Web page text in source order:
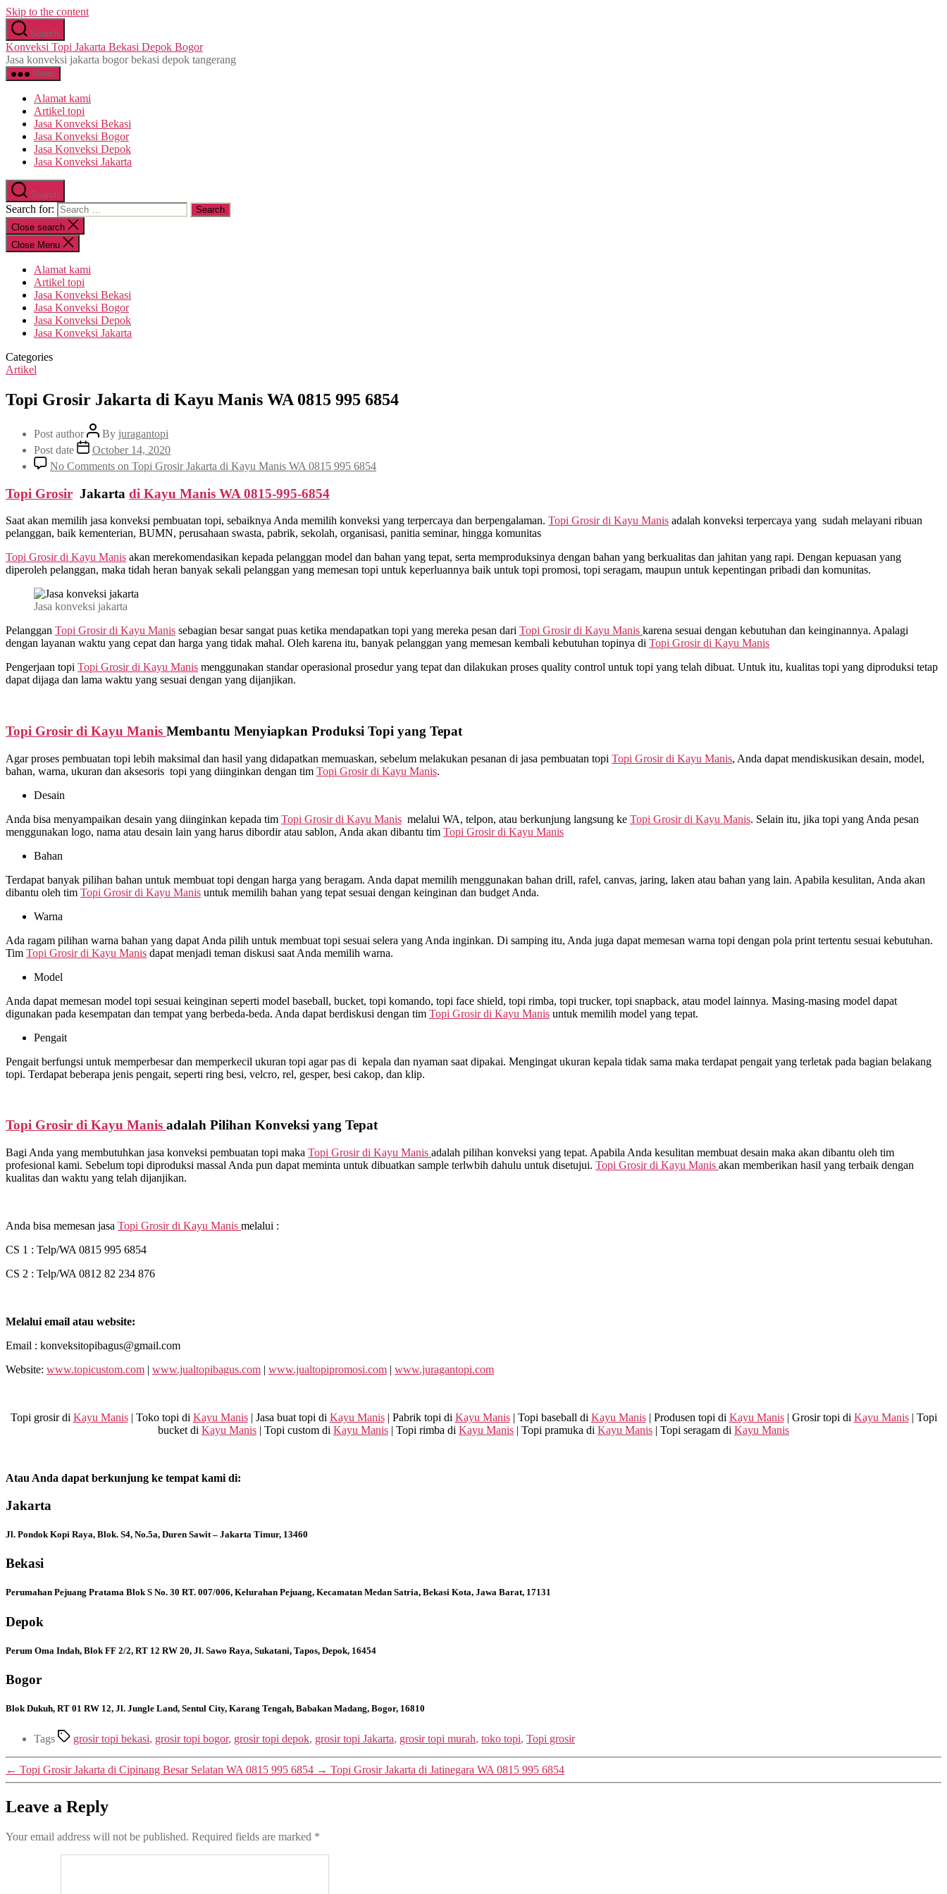
Skip to the content
Search
Konveksi Topi Jakarta Bekasi Depok Bogor
Jasa konveksi jakarta bogor bekasi depok tangerang
Menu
Alamat kami
Artikel topi
Jasa Konveksi Bekasi
Jasa Konveksi Bogor
Jasa Konveksi Depok
Jasa Konveksi Jakarta
Search
Search for:
Close search
Close Menu
Alamat kami
Artikel topi
Jasa Konveksi Bekasi
Jasa Konveksi Bogor
Jasa Konveksi Depok
Jasa Konveksi Jakarta
Categories
Artikel
Topi Grosir Jakarta di Kayu Manis WA 0815 995 6854
Post author By juragantopi
Post date
October 14, 2020
No Comments on Topi Grosir Jakarta di Kayu Manis WA 0815 995 6854
Topi Grosir Jakarta di Kayu Manis WA 0815-995-6854
Saat akan memilih jasa konveksi pembuatan topi, sebaiknya Anda memilih konveksi yang terpercaya dan berpengalaman. Topi Grosir di Kayu Manis adalah konveksi terpercaya yang sudah melayani ribuan
pelanggan, baik kementerian, BUMN, perusahaan swasta, pabrik, sekolah, organisasi, panitia seminar, hingga komunitas
Topi Grosir di Kayu Manis akan merekomendasikan kepada pelanggan model dan bahan yang tepat, serta memproduksinya dengan bahan yang berkualitas dan jahitan yang rapi. Dengan kepuasan yang
diperoleh pelanggan, maka tidah heran banyak sekali pelanggan yang memesan topi untuk keperluannya baik untuk topi promosi, topi seragam, maupun untuk kepentingan pribadi dan komunitas.
Jasa konveksi jakarta
Pelanggan Topi Grosir di Kayu Manis sebagian besar sangat puas ketika mendapatkan topi yang mereka pesan dari Topi Grosir di Kayu Manis karena sesuai dengan kebutuhan dan keinginannya. Apalagi
dengan layanan waktu yang cepat dan harga yang tidak mahal. Oleh karena itu, banyak pelanggan yang memesan kembali kebutuhan topinya di Topi Grosir di Kayu Manis
Pengerjaan topi Topi Grosir di Kayu Manis menggunakan standar operasional prosedur yang tepat dan dilakukan proses quality control untuk topi yang telah dibuat. Untuk itu, kualitas topi yang diproduksi tetap
dapat dijaga dan lama waktu yang sesuai dengan yang dijanjikan.
Topi Grosir di Kayu Manis Membantu Menyiapkan Produksi Topi yang Tepat
Agar proses pembuatan topi lebih maksimal dan hasil yang didapatkan memuaskan, sebelum melakukan pesanan di jasa pembuatan topi Topi Grosir di Kayu Manis, Anda dapat mendiskusikan desain, model,
bahan, warna, ukuran dan aksesoris topi yang diinginkan dengan tim Topi Grosir di Kayu Manis.
Desain
Anda bisa menyampaikan desain yang diinginkan kepada tim Topi Grosir di Kayu Manis melalui WA, telpon, atau berkunjung langsung ke Topi Grosir di Kayu Manis. Selain itu, jika topi yang Anda pesan
menggunakan logo, nama atau desain lain yang harus dibordir atau sablon, Anda akan dibantu tim Topi Grosir di Kayu Manis
Bahan
Terdapat banyak pilihan bahan untuk membuat topi dengan harga yang beragam. Anda dapat memilih menggunakan bahan drill, rafel, canvas, jaring, laken atau bahan yang lain. Apabila kesulitan, Anda akan
dibantu oleh tim Topi Grosir di Kayu Manis untuk memilih bahan yang tepat sesuai dengan keinginan dan budget Anda.
Warna
Ada ragam pilihan warna bahan yang dapat Anda pilih untuk membuat topi sesuai selera yang Anda inginkan. Di samping itu, Anda juga dapat memesan warna topi dengan pola print tertentu sesuai kebutuhan.
Tim Topi Grosir di Kayu Manis dapat menjadi teman diskusi saat Anda memilih warna.
Model
Anda dapat memesan model topi sesuai keinginan seperti model baseball, bucket, topi komando, topi face shield, topi rimba, topi trucker, topi snapback, atau model lainnya. Masing-masing model dapat
digunakan pada kesempatan dan tempat yang berbeda-beda. Anda dapat berdiskusi dengan tim Topi Grosir di Kayu Manis untuk memilih model yang tepat.
Pengait
Pengait berfungsi untuk memperbesar dan memperkecil ukuran topi agar pas di kepala dan nyaman saat dipakai. Mengingat ukuran kepala tidak sama maka terdapat pengait yang terletak pada bagian belakang
topi. Terdapat beberapa jenis pengait, seperti ring besi, velcro, rel, gesper, besi cakop, dan klip.
Topi Grosir di Kayu Manis adalah Pilihan Konveksi yang Tepat
Bagi Anda yang membutuhkan jasa konveksi pembuatan topi maka Topi Grosir di Kayu Manis adalah pilihan konveksi yang tepat. Apabila Anda kesulitan membuat desain maka akan dibantu oleh tim
profesional kami. Sebelum topi diproduksi massal Anda pun dapat meminta untuk dibuatkan sample terlwbih dahulu untuk disetujui. Topi Grosir di Kayu Manis akan memberikan hasil yang terbaik dengan
kualitas dan waktu yang telah dijanjikan.
Anda bisa memesan jasa Topi Grosir di Kayu Manis melalui :
CS 1 : Telp/WA 0815 995 6854
CS 2 : Telp/WA 0812 82 234 876
Melalui email atau website:
Email : konveksitopibagus@gmail.com
Website: www.topicustom.com | www.jualtopibagus.com | www.jualtopipromosi.com | www.juragantopi.com
Topi grosir di Kayu Manis| Toko topi di Kayu Manis| Jasa buat topi di Kayu Manis| Pabrik topi di Kayu Manis| Topi baseball di Kayu Manis| Produsen topi di Kayu Manis| Grosir topi di Kayu Manis| Topi
bucket di Kayu Manis | Topi custom di Kayu Manis | Topi rimba di Kayu Manis | Topi pramuka di Kayu Manis | Topi seragam di Kayu Manis
Atau Anda dapat berkunjung ke tempat kami di:
Jakarta
Jl. Pondok Kopi Raya, Blok. S4, No.5a, Duren Sawit – Jakarta Timur, 13460
Bekasi
Perumahan Pejuang Pratama Blok S No. 30 RT. 007/006, Kelurahan Pejuang, Kecamatan Medan Satria, Bekasi Kota, Jawa Barat, 17131
Depok
Perum Oma Indah, Blok FF 2/2, RT 12 RW 20, Jl. Sawo Raya, Sukatani, Tapos, Depok, 16454
Bogor
Blok Dukuh, RT 01 RW 12, Jl. Jungle Land, Sentul City, Karang Tengah, Babakan Madang, Bogor, 16810
Tags grosir topi bekasi, grosir topi bogor, grosir topi depok, grosir topi Jakarta, grosir topi murah, toko topi, Topi grosir
← Topi Grosir Jakarta di Cipinang Besar Selatan WA 0815 995 6854 → Topi Grosir Jakarta di Jatinegara WA 0815 995 6854
Leave a Reply
Your email address will not be published. Required fields are marked *